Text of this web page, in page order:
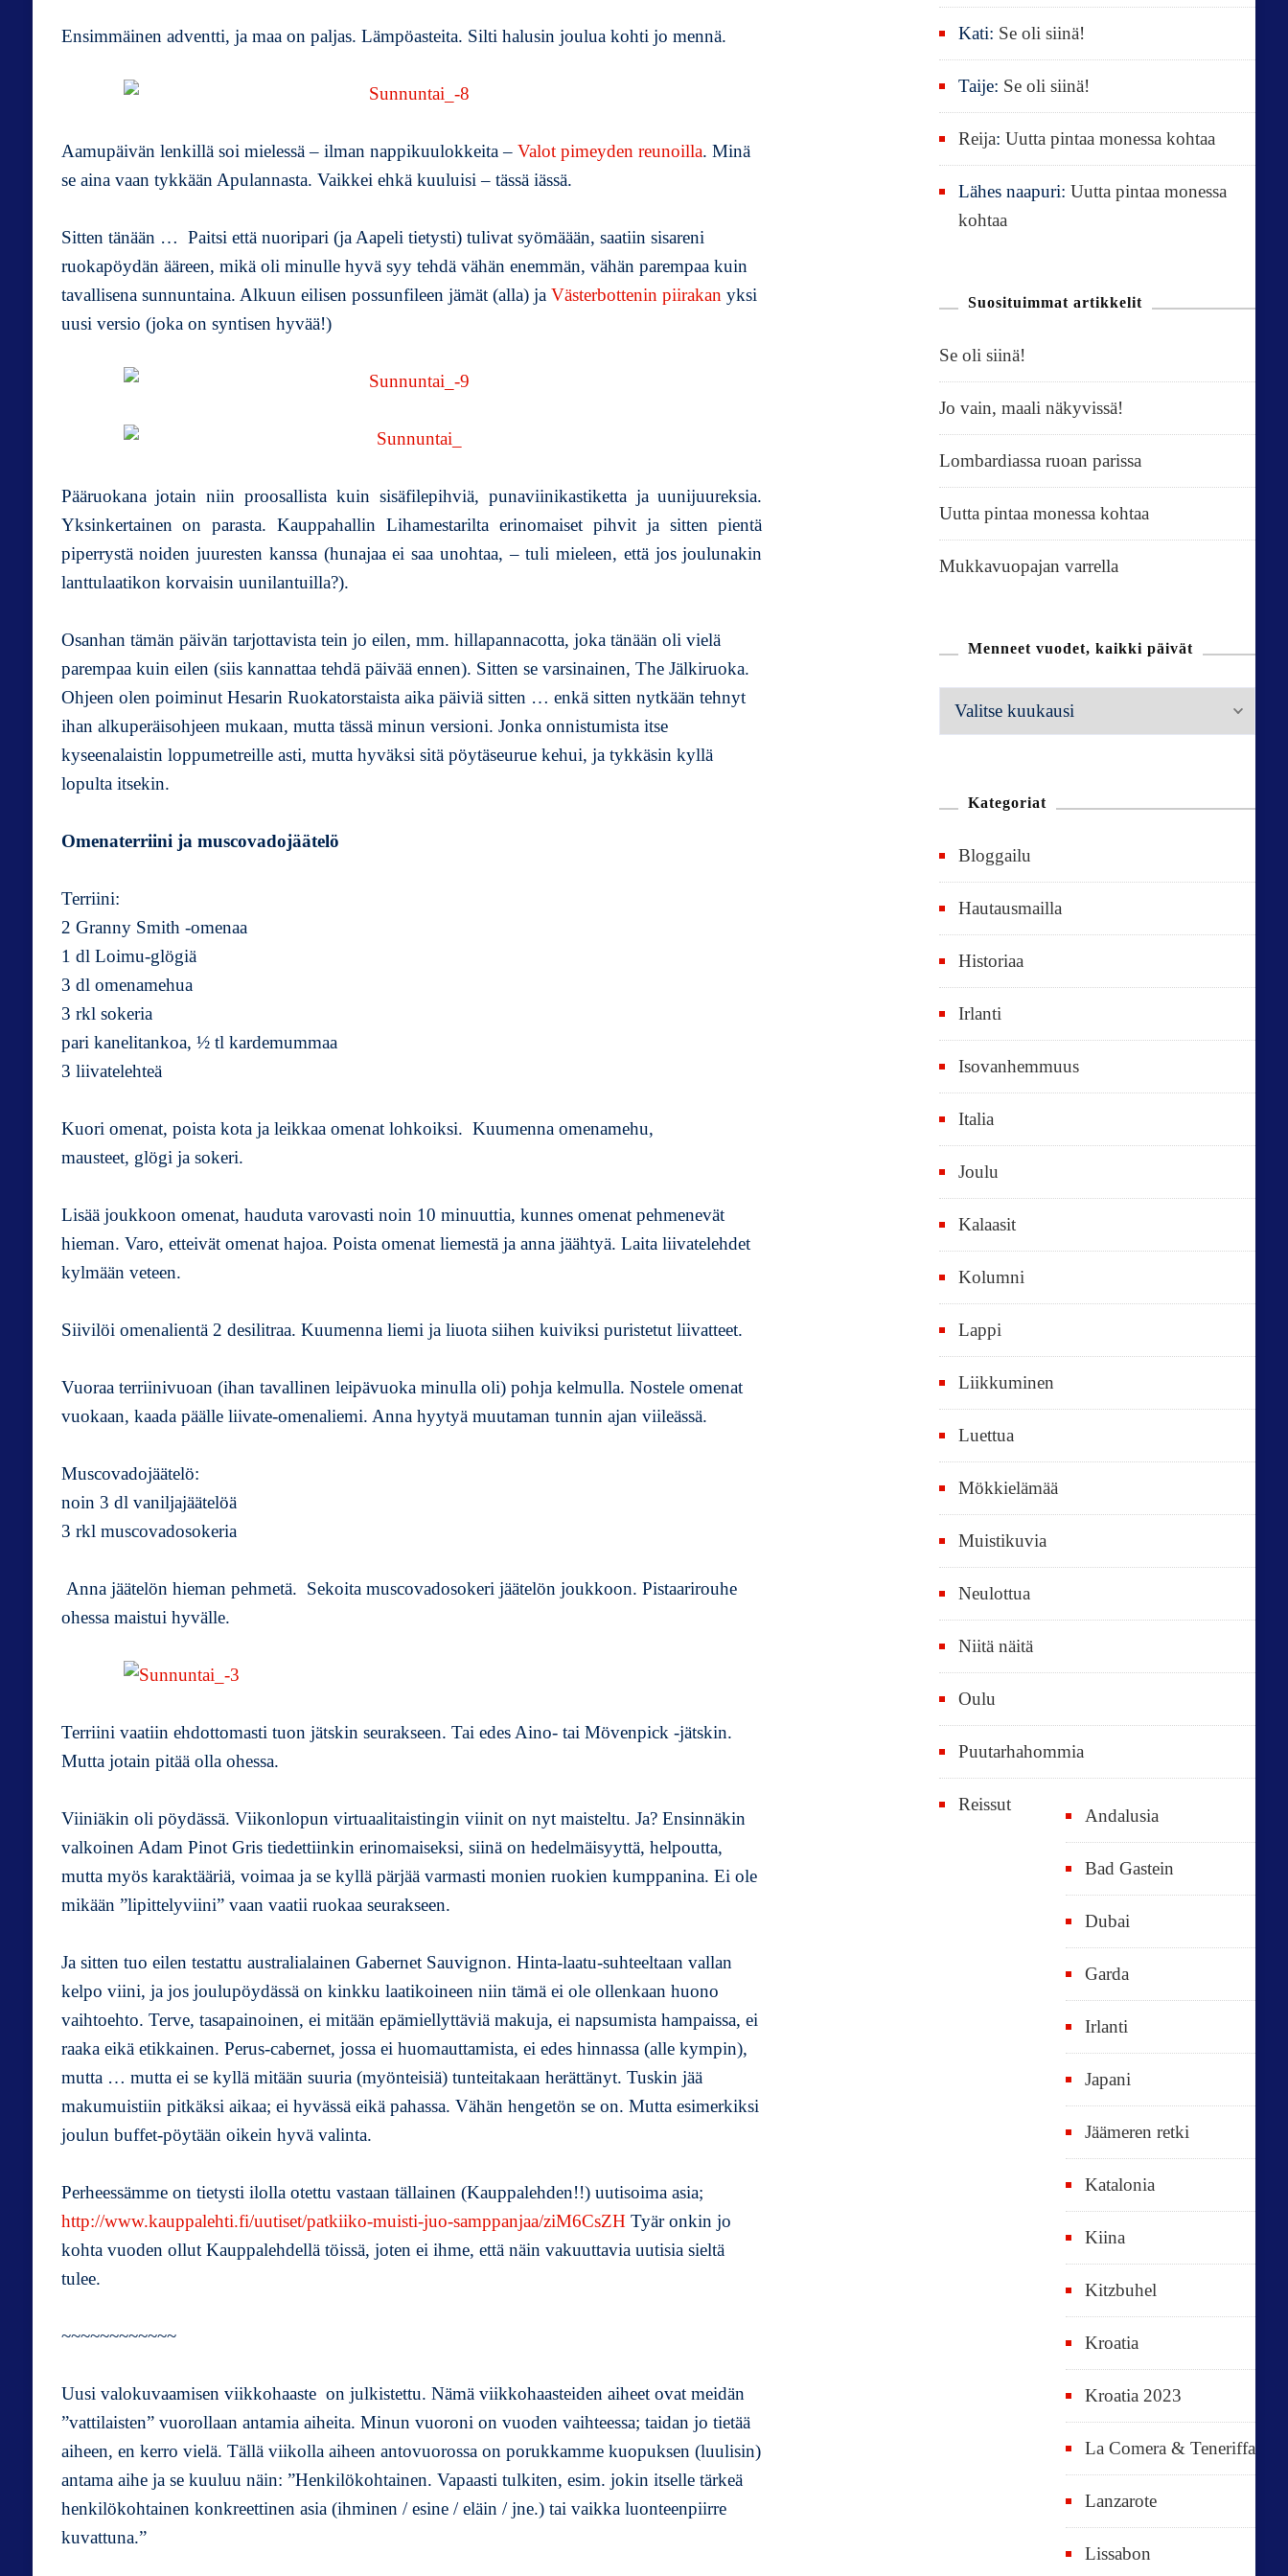
k
n
E
i
m
ä
n
t
s
p
ä
Ensimmäinen adventti, ja maa on paljas. Lämpöasteita. Silti halusin joulua kohti jo mennä.
Aamupäivän lenkillä soi mielessä – ilman nappikuulokkeita – Valot pimeyden reunoilla. Minä
se aina vaan tykkään Apulannasta. Vaikkei ehkä kuuluisi – tässä iässä.
Sitten tänään … Paitsi että nuoripari (ja Aapeli tietysti) tulivat syömäään, saatiin sisareni
ruokapöydän ääreen, mikä oli minulle hyvä syy tehdä vähän enemmän, vähän parempaa kuin
tavallisena sunnuntaina. Alkuun eilisen possunfileen jämät (alla) ja Västerbottenin piirakanyksi
uusi versio (joka on syntisen hyvää!)
Pääruokana jotain niin proosallista kuin sisäfilepihviä, punaviinikastiketta ja uunijuureksia.
Yksinkertainen on parasta. Kauppahallin Lihamestarilta erinomaiset pihvit ja sitten pientä
piperrystä noiden juuresten kanssa (hunajaa ei saa unohtaa, – tuli mieleen, että jos joulunakin
lanttulaatikon korvaisin uunilantuilla?).
Osanhan tämän päivän tarjottavista tein jo eilen, mm. hillapannacotta, joka tänään oli vielä
parempaa kuin eilen (siis kannattaa tehdä päivää ennen). Sitten se varsinainen, The Jälkiruoka.
Ohjeen olen poiminut Hesarin Ruokatorstaista aika päiviä sitten … enkä sitten nytkään tehnyt
ihan alkuperäisohjeen mukaan, mutta tässä minun versioni. Jonka onnistumista itse
kyseenalaistin loppumetreille asti, mutta hyväksi sitä pöytäseurue kehui, ja tykkäsin kyllä
lopulta itsekin.
Omenaterriini ja muscovadojäätelö
Terriini:
2 Granny Smith -omenaa
1 dl Loimu-glögiä
3 dl omenamehua
3 rkl sokeria
pari kanelitankoa, ½ tl kardemummaa
3 liivatelehteä
Kuori omenat, poista kota ja leikkaa omenat lohkoiksi. Kuumenna omenamehu,
mausteet, glögi ja sokeri.
Lisää joukkoon omenat, hauduta varovasti noin 10 minuuttia, kunnes omenat pehmenevät
hieman. Varo, etteivät omenat hajoa. Poista omenat liemestä ja anna jäähtyä. Laita liivatelehdet
kylmään veteen.
Siivilöi omenalientä 2 desilitraa. Kuumenna liemi ja liuota siihen kuiviksi puristetut liivatteet.
Vuoraa terriinivuoan (ihan tavallinen leipävuoka minulla oli) pohja kelmulla. Nostele omenat
vuokaan, kaada päälle liivate-omenaliemi. Anna hyytyä muutaman tunnin ajan viileässä.
Muscovadojäätelö:
noin 3 dl vaniljajäätelöä
3 rkl muscovadosokeria
Anna jäätelön hieman pehmetä. Sekoita muscovadosokeri jäätelön joukkoon. Pistaarirouhe
ohessa maistui hyvälle.
Terriini vaatiin ehdottomasti tuon jätskin seurakseen. Tai edes Aino- tai Mövenpick -jätskin.
Mutta jotain pitää olla ohessa.
Viiniäkin oli pöydässä. Viikonlopun virtuaalitaistingin viinit on nyt maisteltu. Ja? Ensinnäkin
valkoinen Adam Pinot Gris tiedettiinkin erinomaiseksi, siinä on hedelmäisyyttä, helpoutta,
mutta myös karaktääriä, voimaa ja se kyllä pärjää varmasti monien ruokien kumppanina. Ei ole
mikään ”lipittelyviini” vaan vaatii ruokaa seurakseen.
Ja sitten tuo eilen testattu australialainen Gabernet Sauvignon. Hinta-laatu-suhteeltaan vallan
kelpo viini, ja jos joulupöydässä on kinkku laatikoineen niin tämä ei ole ollenkaan huono
vaihtoehto. Terve, tasapainoinen, ei mitään epämiellyttäviä makuja, ei napsumista hampaissa, ei
raaka eikä etikkainen. Perus-cabernet, jossa ei huomauttamista, ei edes hinnassa (alle kympin),
mutta … mutta ei se kyllä mitään suuria (myönteisiä) tunteitakaan herättänyt. Tuskin jää
makumuistiin pitkäksi aikaa; ei hyvässä eikä pahassa. Vähän hengetön se on. Mutta esimerkiksi
joulun buffet-pöytään oikein hyvä valinta.
Perheessämme on tietysti ilolla otettu vastaan tällainen (Kauppalehden!!) uutisoima asia;
http://www.kauppalehti.fi/uutiset/patkiiko-muisti-juo-samppanjaa/ziM6CsZH Tyär onkin jo
kohta vuoden ollut Kauppalehdellä töissä, joten ei ihme, että näin vakuuttavia uutisia sieltä
tulee.
~~~~~~~~~~~~
Uusi valokuvaamisen viikkohaaste on julkistettu. Nämä viikkohaasteiden aiheet ovat meidän
”vattilaisten” vuorollaan antamia aiheita. Minun vuoroni on vuoden vaihteessa; taidan jo tietää
aiheen, en kerro vielä. Tällä viikolla aiheen antovuorossa on porukkamme kuopuksen (luulisin)
antama aihe ja se kuuluu näin: ”Henkilökohtainen. Vapaasti tulkiten, esim. jokin itselle tärkeä
henkilökohtainen konkreettinen asia (ihminen / esine / eläin / jne.) tai vaikka luonteenpiirre
kuvattuna.”
Kati: Se oli siinä!
Taije: Se oli siinä!
Reija:Uutta pintaa monessa kohtaa
Lähes naapuri:Uutta pintaa monessa
kohtaa
Suosituimmat artikkelit
Se oli siinä!
Jo vain, maali näkyvissä!
Lombardiassa ruoan parissa
Uutta pintaa monessa kohtaa
Mukkavuopajan varrella
Menneet vuodet, kaikki päivät
M
e
e
v
u
o
e
t
,
i
k
i
p
ä
ä
t
Kategoriat
Bloggailu
Hautausmailla
Historiaa
Irlanti
Isovanhemmuus
Italia
Joulu
Kalaasit
Kolumni
Lappi
Liikkuminen
Luettua
Mökkielämää
Muistikuvia
Neulottua
Niitä näitä
Oulu
Puutarhahommia
Reissut
Andalusia
Bad Gastein
Dubai
Garda
Irlanti
Japani
Jäämeren retki
Katalonia
Kiina
Kitzbuhel
Kroatia
Kroatia 2023
La Comera & Teneriffa
Lanzarote
Lissabon